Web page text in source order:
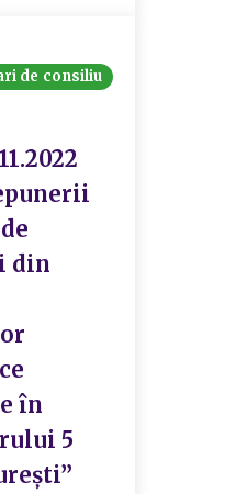
de consiliu
din
în
5